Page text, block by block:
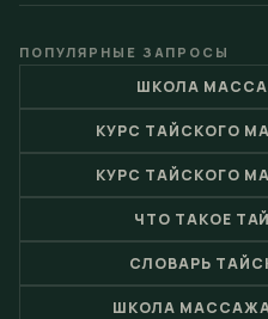
ПОПУЛЯРНЫЕ ЗАПРОСЫ
ШКОЛА
КУРС ТАЙСКОГО
КУРС ТАЙСКОГО
ЧТО ТАКОЕ
СЛОВАРЬ
ШКОЛА